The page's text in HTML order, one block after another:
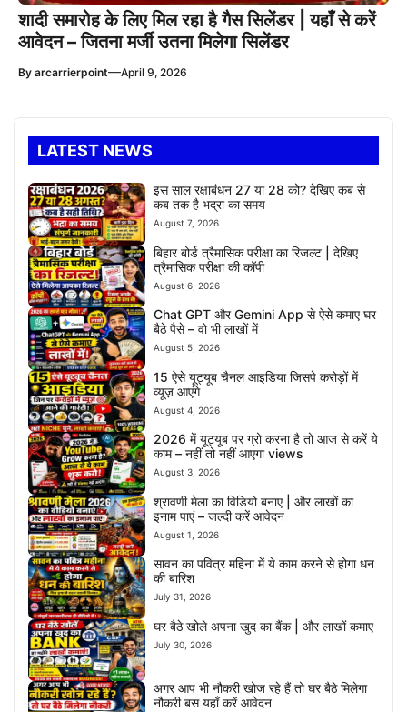
शादी समारोह के लिए मिल रहा है गैस सिलेंडर | यहाँ से करें
आवेदन – जितना मर्जी उतना मिलेगा सिलेंडर
By arcarrierpoint—April 9, 2026
LATEST NEWS
इस साल रक्षाबंधन 27 या 28 को? देखिए कब से
कब तक है भद्रा का समय
August 7, 2026
बिहार बोर्ड त्रैमासिक परीक्षा का रिजल्ट | देखिए
त्रैमासिक परीक्षा की कॉपी
August 6, 2026
Chat GPT और Gemini App से ऐसे कमाए घर
बैठे पैसे – वो भी लाखों में
August 5, 2026
15 ऐसे यूट्यूब चैनल आइडिया जिसपे करोड़ों में
व्यूज़ आएंगे
August 4, 2026
2026 में यूट्यूब पर ग्रो करना है तो आज से करें ये
काम – नहीं तो नहीं आएगा views
August 3, 2026
श्रावणी मेला का विडियो बनाए | और लाखों का
इनाम पाएं – जल्दी करें आवेदन
August 1, 2026
सावन का पवित्र महिना में ये काम करने से होगा धन
की बारिश
July 31, 2026
घर बैठे खोले अपना खुद का बैंक | और लाखों कमाए
July 30, 2026
अगर आप भी नौकरी खोज रहे हैं तो घर बैठे मिलेगा
नौकरी बस यहाँ करें आवेदन